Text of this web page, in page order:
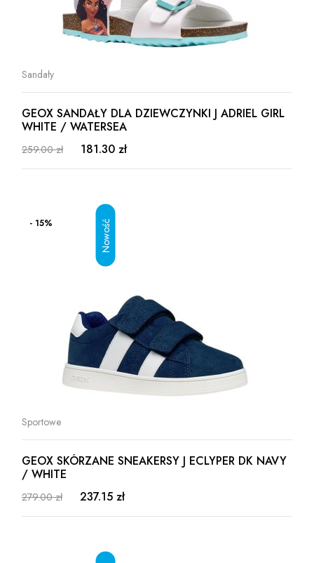
Sandały
GEOX SANDAŁY DLA DZIEWCZYNKI J ADRIEL GIRL
WHITE / WATERSEA
259.00 zł 181.30 zł
- 15%
Sportowe
GEOX SKÓRZANE SNEAKERSY J ECLYPER DK NAVY
/ WHITE
279.00 zł 237.15 zł